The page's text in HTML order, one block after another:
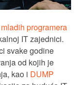
programera
IT zajednici.
svake godine
od kojih je
kao i DUMP